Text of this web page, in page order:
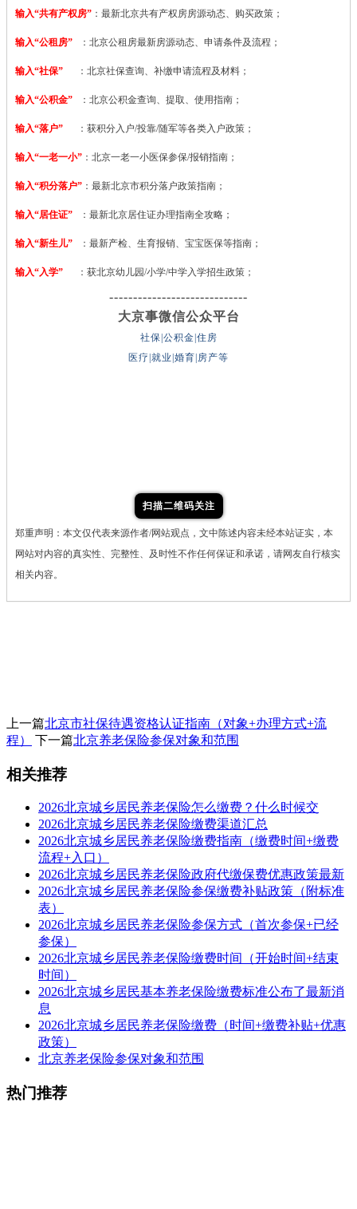
输入“共有产权房” ：最新北京共有产权房房源动态、购买政策；
输入“公租房” ：北京公租房最新房源动态、申请条件及流程；
输入“社保” ：北京社保查询、补缴申请流程及材料；
输入“公积金” ：北京公积金查询、提取、使用指南；
输入“落户” ：获积分入户/投靠/随军等各类入户政策；
输入“一老一小” ：北京一老一小医保参保/报销指南；
输入“积分落户” ：最新北京市积分落户政策指南；
输入“居住证” ：最新北京居住证办理指南全攻略；
输入“新生儿” ：最新产检、生育报销、宝宝医保等指南；
输入“入学” ：获北京幼儿园/小学/中学入学招生政策；
-----------------------------
大京事微信公众平台
社保|公积金|住房
医疗|就业|婚育|房产等
扫描二维码关注
郑重声明：本文仅代表来源作者/网站观点，文中陈述内容未经本站证实，本
网站对内容的真实性、完整性、及时性不作任何保证和承诺，请网友自行核实
相关内容。
上一篇北京市社保待遇资格认证指南（对象+办理方式+流
程）
下一篇北京养老保险参保对象和范围
相关推荐
2026北京城乡居民养老保险怎么缴费？什么时候交
2026北京城乡居民养老保险缴费渠道汇总
2026北京城乡居民养老保险缴费指南（缴费时间+缴费
流程+入口）
2026北京城乡居民养老保险政府代缴保费优惠政策最新
2026北京城乡居民养老保险参保缴费补贴政策（附标准
表）
2026北京城乡居民养老保险参保方式（首次参保+已经
参保）
2026北京城乡居民养老保险缴费时间（开始时间+结束
时间）
2026北京城乡居民基本养老保险缴费标准公布了最新消
息
2026北京城乡居民养老保险缴费（时间+缴费补贴+优惠
政策）
北京养老保险参保对象和范围
热门推荐